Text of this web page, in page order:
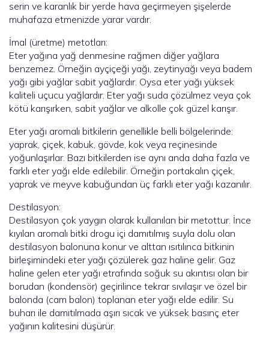
serin ve karanlık bir yerde hava geçirmeyen şişelerde
muhafaza etmenizde yarar vardır.
İmal (üretme) metotları:
Eter yağına yağ denmesine rağmen diğer yağlara
benzemez. Örneğin ayçiçeği yağı, zeytinyağı veya badem
yağı gibi yağlar sabit yağlardır. Oysa eter yağı yüksek
kaliteli uçucu yağlardır. Eter yağı suda çözülmez veya çok
kötü karışırken, sabit yağlar ve alkolle çok güzel karışır.
Eter yağı aromalı bitkilerin genellikle belli bölgelerinde:
yaprak, çiçek, kabuk, gövde, kok veya reçinesinde
yoğunlaşırlar. Bazı bitkilerden ise aynı anda daha fazla ve
farklı eter yağı elde edilebilir. Örneğin portakalın çiçek,
yaprak ve meyve kabuğundan üç farklı eter yağı kazanılır.
Destilasyon:
Destilasyon çok yaygın olarak kullanılan bir metottur. İnce
kıyılan aromalı bitki drogu içi damıtılmış suyla dolu olan
destilasyon balonuna konur ve alttan ısıtılınca bitkinin
birleşimindeki eter yağı çözülerek gaz haline gelir. Gaz
haline gelen eter yağı etrafında soğuk su akıntısı olan bir
borudan (kondensör) geçirilince tekrar sıvılaşır ve özel bir
balonda (cam balon) toplanan eter yağı elde edilir. Su
buharı ile damıtılmada aşırı sıcak ve yüksek basınç eter
yağının kalitesini düşürür.